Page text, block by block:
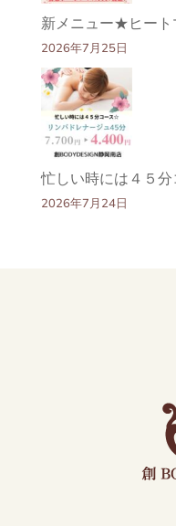
新メニュー★ヒート
2026年7月25日
忙しい時には４５
2026年7月24日